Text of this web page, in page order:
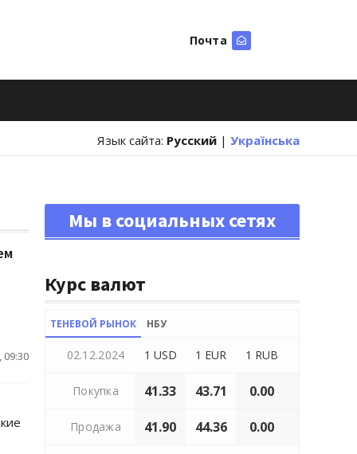
Почта
Язык сайта: Русский | Українська
09:30
Мы в социальных сетях
Курс валют
ТЕНЕВОЙ РЫНОК НБУ
02.12.2024 1 USD 1 EUR 1 RUB
Покупка 41.33 43.71 0.00
Продажа 41.90 44.36 0.00